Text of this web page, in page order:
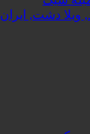
ویلا دشت, ایران